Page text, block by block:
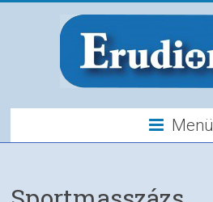
Menü